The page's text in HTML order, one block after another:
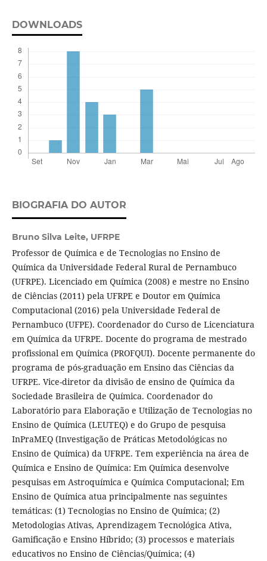
DOWNLOADS
BIOGRAFIA DO AUTOR
Bruno Silva Leite, UFRPE
Professor de Química e de Tecnologias no Ensino de
Química da Universidade Federal Rural de Pernambuco
(UFRPE). Licenciado em Química (2008) e mestre no Ensino
de Ciências (2011) pela UFRPE e Doutor em Química
Computacional (2016) pela Universidade Federal de
Pernambuco (UFPE). Coordenador do Curso de Licenciatura
em Química da UFRPE. Docente do programa de mestrado
profissional em Química (PROFQUI). Docente permanente do
programa de pós-graduação em Ensino das Ciências da
UFRPE. Vice-diretor da divisão de ensino de Química da
Sociedade Brasileira de Química. Coordenador do
Laboratório para Elaboração e Utilização de Tecnologias no
Ensino de Química (LEUTEQ) e do Grupo de pesquisa
InPraMEQ (Investigação de Práticas Metodológicas no
Ensino de Química) da UFRPE. Tem experiência na área de
Química e Ensino de Química: Em Química desenvolve
pesquisas em Astroquímica e Química Computacional; Em
Ensino de Química atua principalmente nas seguintes
temáticas: (1) Tecnologias no Ensino de Química; (2)
Metodologias Ativas, Aprendizagem Tecnológica Ativa,
Gamificação e Ensino Híbrido; (3) processos e materiais
educativos no Ensino de Ciências/Química; (4)